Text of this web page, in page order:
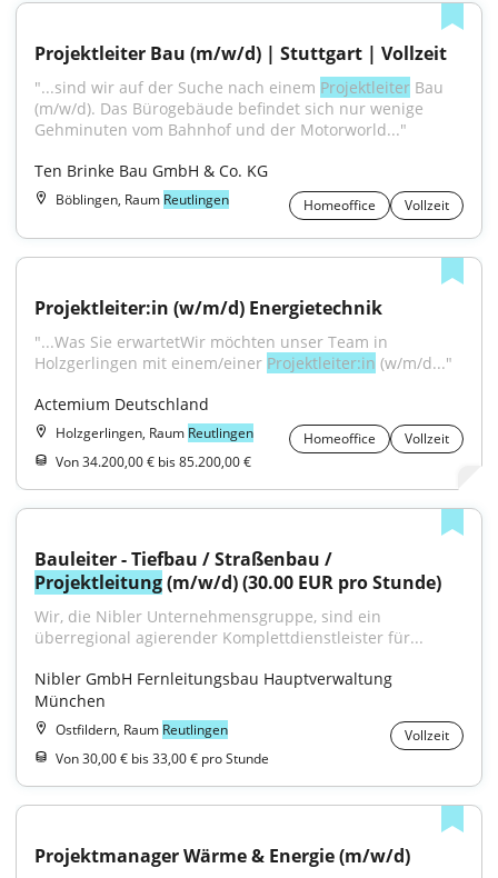
Projektleiter Bau (m/w/d) | Stuttgart | Vollzeit
"...sind wir auf der Suche nach einem Projektleiter Bau
(m/w/d). Das Bürogebäude befindet sich nur wenige
Gehminuten vom Bahnhof und der Motorworld..."
Ten Brinke Bau GmbH & Co. KG
Böblingen, Raum Reutlingen Homeoffice Vollzeit
Projektleiter:in (w/m/d) Energietechnik
"...Was Sie erwartetWir möchten unser Team in
Holzgerlingen mit einem/einer Projektleiter:in (w/m/d..."
Actemium Deutschland
Holzgerlingen, Raum Reutlingen Homeoffice
Vollzeit
Von 34.200,00 € bis 85.200,00 €
Projektleitung (m/w/d) (30.00 EUR pro Stunde)
Wir, die Nibler Unternehmensgruppe, sind ein
überregional agierender Komplettdienstleister für...
Nibler GmbH Fernleitungsbau Hauptverwaltung
München
Ostfildern, Raum Reutlingen
Vollzeit
Von 30,00 € bis 33,00 € pro Stunde
Projektmanager Wärme & Energie (m/w/d)